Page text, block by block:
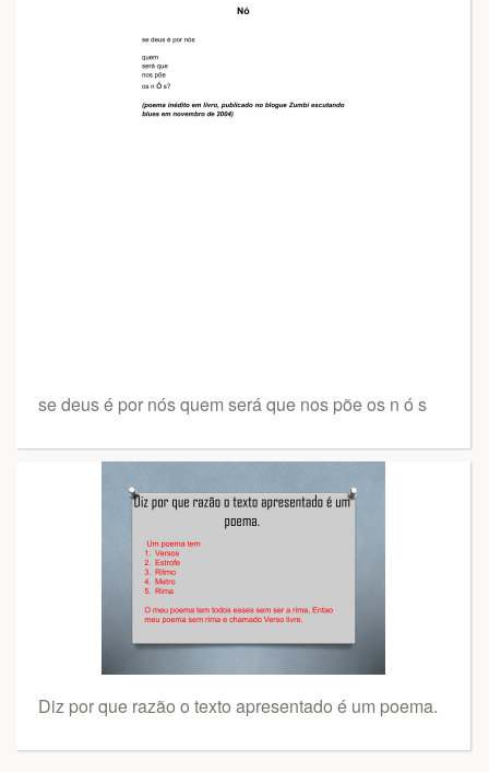
se deus é por nós quem será que nos põe os n ó s
Diz por que razão o texto apresentado é um poema.